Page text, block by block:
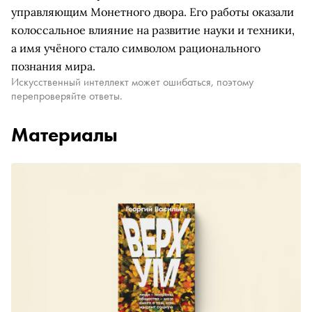
управляющим Монетного двора. Его работы оказали
колоссальное влияние на развитие науки и техники,
а имя учёного стало символом рационального
познания мира.
Искусственный интеллект может ошибаться, поэтому
перепроверяйте ответы.
Материалы